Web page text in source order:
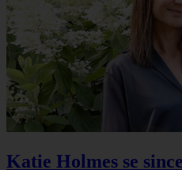
Katie Holmes se